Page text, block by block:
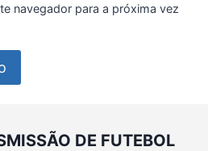
navegador para a próxima vez
DE FUTEBOL